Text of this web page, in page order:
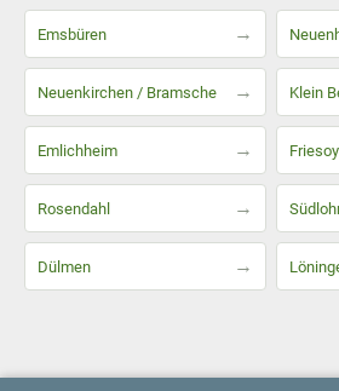
Emsbüren →
Neuenkirchen / Bramsche → Klein
Emlichheim →
Rosendahl →
Dülmen →